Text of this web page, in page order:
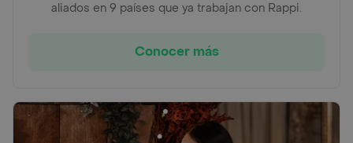
aliados en 9 países que ya trabajan con Rappi.
Conocer más